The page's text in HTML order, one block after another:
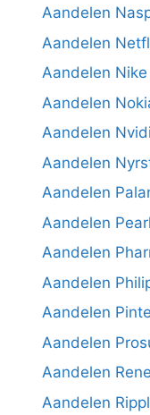
Aandelen
Aandelen
Aandelen
Aandelen
Aandelen
Aandelen
Aandelen
Aandelen
Aandelen
Aandelen
Aandelen
Aandelen
Aandelen
Aandelen